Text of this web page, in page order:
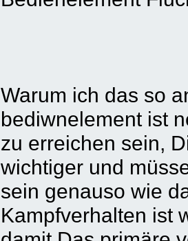
Warum ich das so
bediwnelement ist
zu erreichen sein,
wichtiger und
sein genauso wie
Kampfverhalten ist